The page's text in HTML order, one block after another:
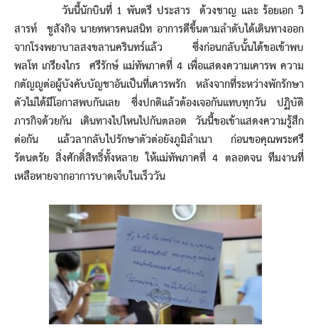
วันนี้นักบินที่ 1 พันตรี ประสาร ด้วงชาญ และ ร้อยเอก วิ
สารท์ ชูสังกิจ นายทหารคนสนิท อาการดีขึ้นตามลำดับได้เดินทางออก
จากโรงพยาบาลสงขลานครินทร์แล้ว ซึ่งก่อนกลับนั้นได้ขอเข้าพบ
พลโท เกรียงไกร ศรีรักษ์ แม่ทัพภาคที่ 4 เพื่อแสดงความเคารพ ความ
กตัญญูต่อผู้บังคับบัญชาอันเป็นที่เคารพรัก หลังจากที่ระหว่างพักรักษา
ตัวไม่ได้มีโอกาสพบกันเลย ซึ่งปกติแล้วต้องเจอกันแทบทุกวัน ปฏิบัติ
ภารกิจด้วยกัน เดินทางไปไหนไปกันตลอด วันนี้ขอเข้าแสดงความรู้สึก
ต่อกัน แล้วลากลับไปรักษาตัวต่อยังภูมิลำเนา ก่อนขอคุณพระศรี
รัตนตรัย สิ่งศักดิ์สิทธิ์ทั้งหลาย ให้แม่ทัพภาคที่ 4 ตลอดจน ทีมงานที่
เหลือหายจากอาการบาดเจ็บในเร็ววัน